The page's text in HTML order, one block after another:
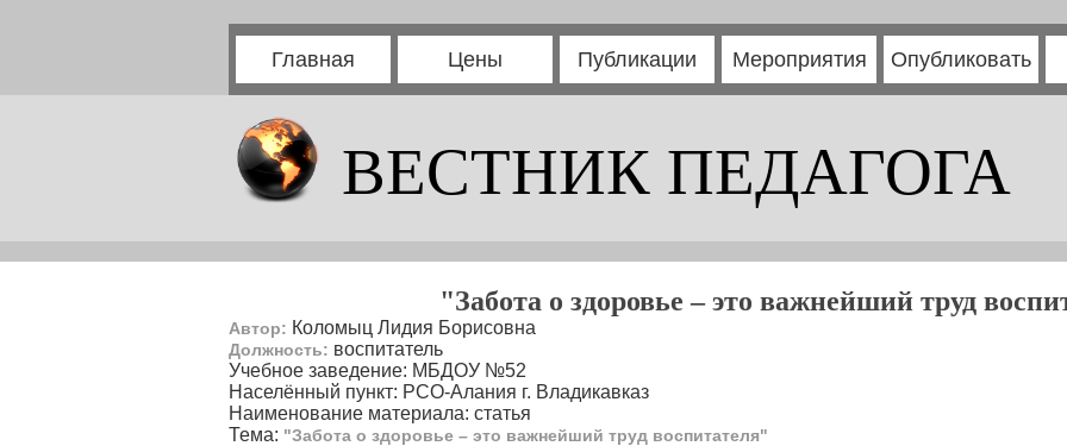
Главная Цены Публикации Мероприятия Опубликовать
ВЕСТНИК ПЕДАГОГА
"Забота о здоровье – это важнейший труд
Автор: Коломыц Лидия Борисовна
Должность: воспитатель
Учебное заведение: МБДОУ №52
Населённый пункт: РСО-Алания г. Владикавказ
Наименование материала: статья
Тема: "Забота о здоровье – это важнейший труд воспитателя"